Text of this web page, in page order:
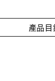
產品目